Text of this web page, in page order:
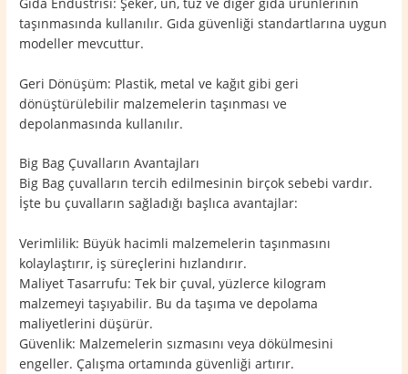
taşınmasında kullanılır. Gıda güvenliği standartlarına uygun
modeller mevcuttur.
Geri Dönüşüm: Plastik, metal ve kağıt gibi geri
dönüştürülebilir malzemelerin taşınması ve
depolanmasında kullanılır.
Big Bag Çuvalların Avantajları
Big Bag çuvalların tercih edilmesinin birçok sebebi vardır.
İşte bu çuvalların sağladığı başlıca avantajlar:
Verimlilik: Büyük hacimli malzemelerin taşınmasını
kolaylaştırır, iş süreçlerini hızlandırır.
Maliyet Tasarrufu: Tek bir çuval, yüzlerce kilogram
malzemeyi taşıyabilir. Bu da taşıma ve depolama
maliyetlerini düşürür.
Güvenlik: Malzemelerin sızmasını veya dökülmesini
engeller. Çalışma ortamında güvenliği artırır.